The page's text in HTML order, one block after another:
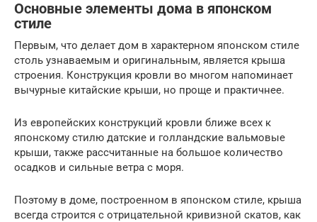
Основные элементы дома в японском
стиле
Первым, что делает дом в характерном японском стиле
столь узнаваемым и оригинальным, является крыша
строения. Конструкция кровли во многом напоминает
вычурные китайские крыши, но проще и практичнее.
Из европейских конструкций кровли ближе всех к
японскому стилю датские и голландские вальмовые
крыши, также рассчитанные на большое количество
осадков и сильные ветра с моря.
Поэтому в доме, построенном в японском стиле, крыша
всегда строится с отрицательной кривизной скатов, как